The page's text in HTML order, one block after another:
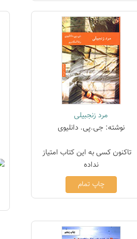
مرد زنجبیلی
نوشته: جی.پی. دانلیوی
چاپ تمام